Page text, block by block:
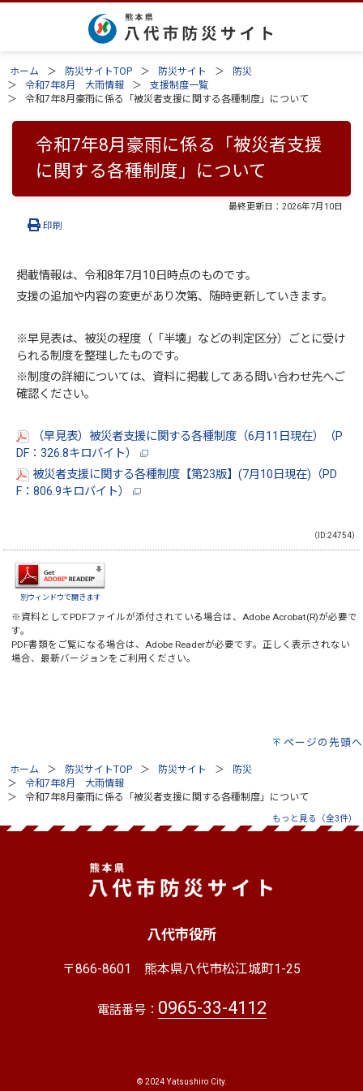
ホーム 防災サイトTOP 防災サイト
防災
令和7年8月 大雨情報
支援制度一覧
令和7年8月豪雨に係る「被災者支援に関する各種制度」について
令和7年8月豪雨に係る「被災者支援
に関する各種制度」について
最終更新日： 2026年7月10日
印刷
掲載情報は、令和8年7月10⽇時点のものです。
支援の追加や内容の変更があり次第、随時更新していきます。
※早見表は、被災の程度（「半壊」などの判定区分）ごとに受け
られる制度を整理したものです。
※制度の詳細については、資料に掲載してある問い合わせ先へご
確認ください。
（早見表）被災者支援に関する各種制度（6月11日現在）（P
DF：326.8キロバイト）
被災者支援に関する各種制度【第23版】(7月10日現在)（PD
F：806.9キロバイト）
（ID:24754）
別ウィンドウで開きます
※資料としてPDFファイルが添付されている場合は、 Adobe Acrobat(R)が必要で
す。
PDF書類をご覧になる場合は、 Adobe Readerが必要です。正しく表示されない
場合、最新バージョンをご利用ください。
ページの先頭へ
ホーム 防災サイトTOP 防災サイト
防災
令和7年8月 大雨情報
令和7年8月豪雨に係る「被災者支援に関する各種制度」について
もっと見る（全3件）
八代市役所
〒866-8601 熊本県八代市松江城町1-25
電話番号： 0965-33-4112
© 2024 Yatsushiro City.